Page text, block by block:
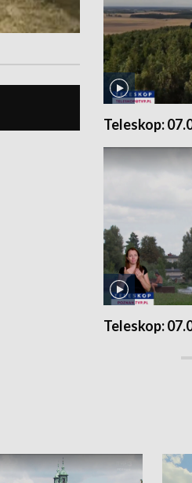
Teleskop:
Teleskop: